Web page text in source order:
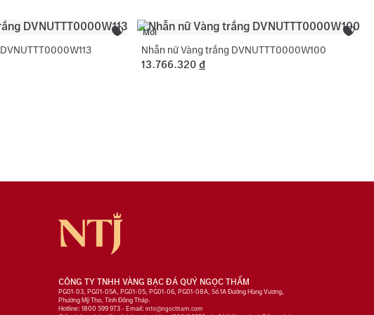
Mới
Nhẫn nữ Vàng trắng DVNUTTT0000W100
13.766.320 đ
CÔNG TY TNHH VÀNG BẠC ĐÁ QUÝ NGỌC THẨM
PG01-03, PG01-05A, PG01-05, PG01-06, PG01-08A, Số 1A Đường Hùng Vương,
Phường Mỹ Tho, Tỉnh Đồng Tháp.
Hotline: 1800 599 973 - Email:info@ngoctham.com